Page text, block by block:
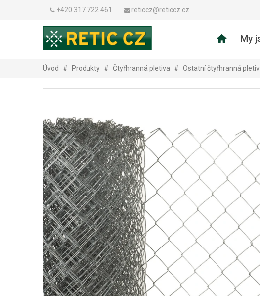
+420 317 722 461 reticcz@reticcz.cz
My
Úvod # Produkty # Čtyřhranná pletiva # Ostatní čtyřhranná